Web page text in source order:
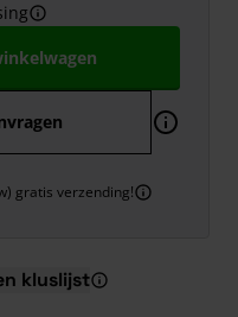
gratis verzending!
kluslijst